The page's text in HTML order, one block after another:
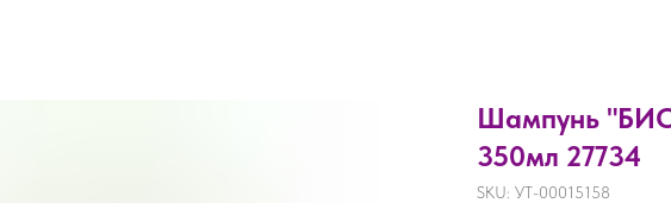
Шампунь
350мл 27734
SKU: УТ-00015158